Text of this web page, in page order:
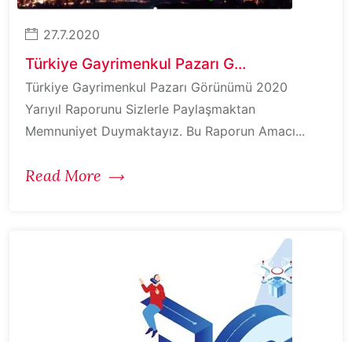
27.7.2020
Türkiye Gayrimenkul Pazarı G...
Türkiye Gayrimenkul Pazarı Görünümü 2020
Yarıyıl Raporunu Sizlerle Paylaşmaktan
Memnuniyet Duymaktayız. Bu Raporun Amacı...
Read More